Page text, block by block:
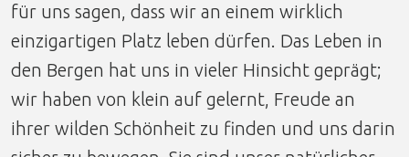
für uns sagen, dass wir an einem wirklich
einzigartigen Platz leben dürfen. Das Leben in
den Bergen hat uns in vieler Hinsicht geprägt;
wir haben von klein auf gelernt, Freude an
ihrer wilden Schönheit zu finden und uns darin